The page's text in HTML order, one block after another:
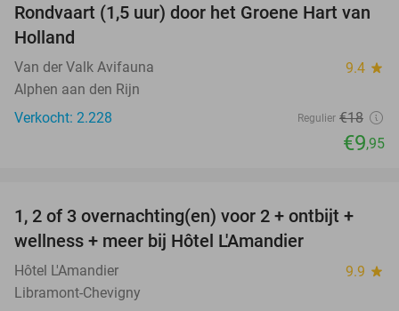
45%
Rondvaart (1,5 uur) door het Groene Hart van
Holland
Van der Valk Avifauna 9.4 star
Alphen aan den Rijn
Verkocht: 2.228
Regulier €18
€9,95
32%
TODAY
1, 2 of 3 overnachting(en) voor 2 + ontbijt +
wellness + meer bij Hôtel L'Amandier
Hôtel L'Amandier 9.9 star
Libramont-Chevigny